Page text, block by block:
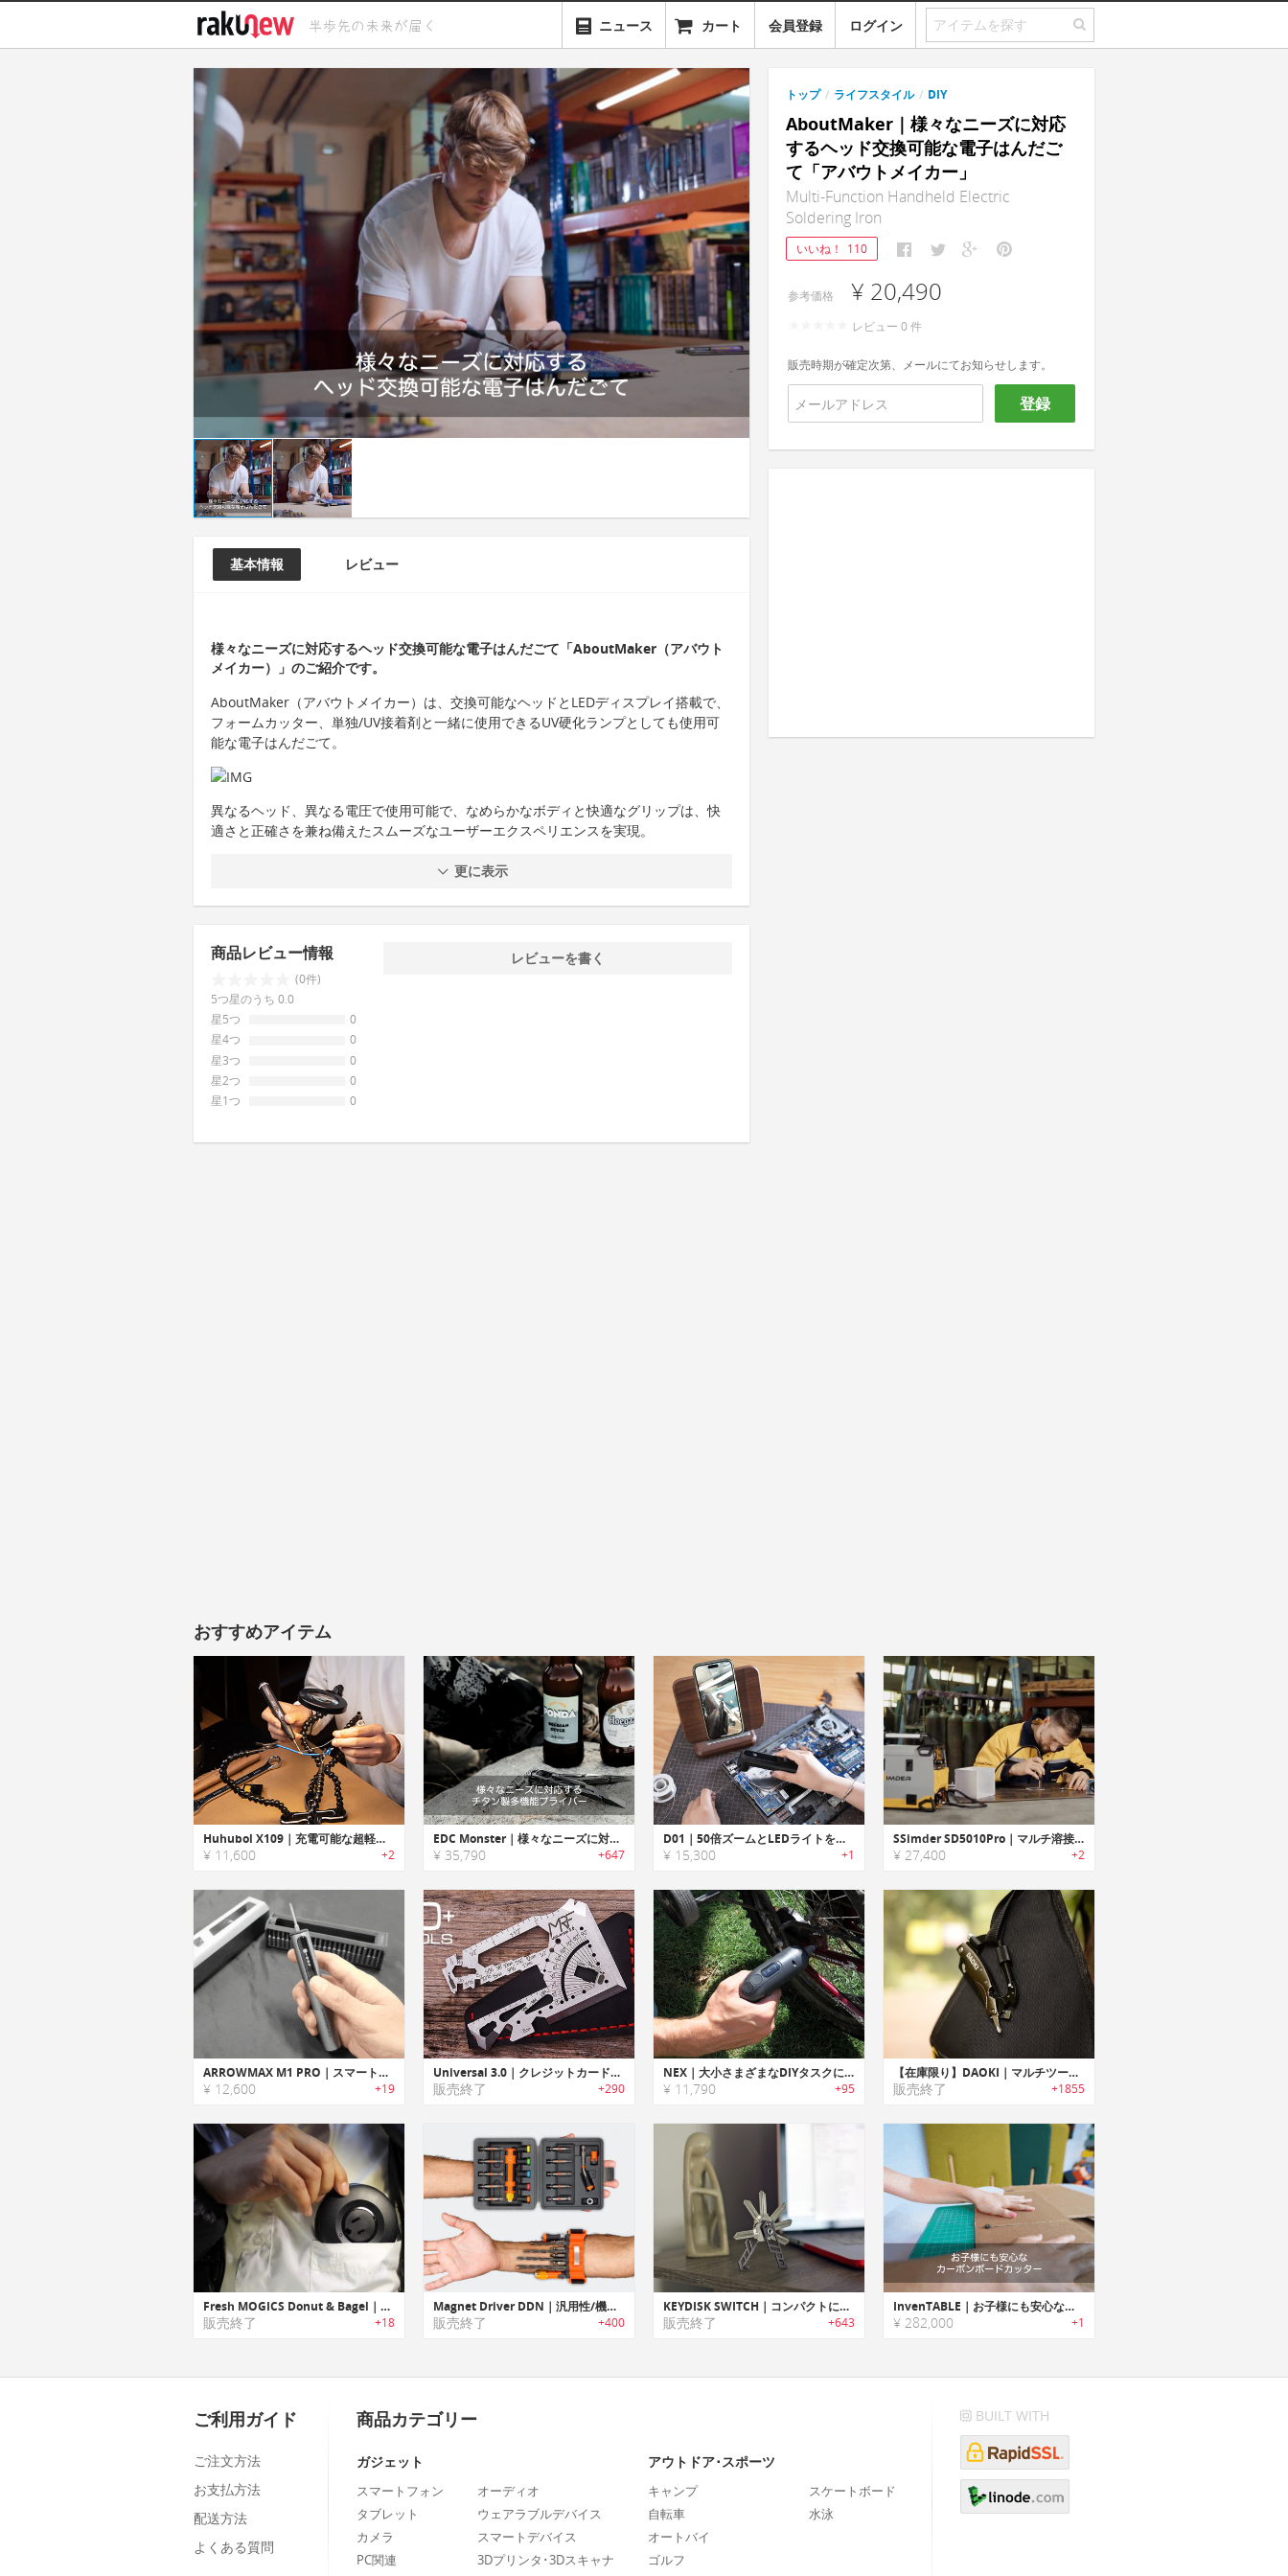
ニュース カート 会員登録 ログイン
基本情報 レビュー
様々なニーズに対応するヘッド交換可能な電子はんだごて「AboutMaker（アバウト
メイカー）」のご紹介です。
AboutMaker（アバウトメイカー）は、交換可能なヘッドとLEDディスプレイ搭載で、
フォームカッター、単独/UV接着剤と一緒に使用できるUV硬化ランプとしても使用可
能な電子はんだごて。
異なるヘッド、異なる電圧で使用可能で、なめらかなボディと快適なグリップは、快
適さと正確さを兼ね備えたスムーズなユーザーエクスペリエンスを実現。
更に表示
商品レビュー情報
(0件)
5つ星のうち 0.0
星5つ
0
星4つ
0
星3つ
0
星2つ
0
星1つ
0
レビューを書く
トップ / ライフスタイル / DIY
AboutMaker｜様々なニーズに対応
するヘッド交換可能な電子はんだご
て「アバウトメイカー」
Multi-Function Handheld Electric
Soldering Iron
いいね！ 110
参考価格 ¥ 20,490
レビュー 0 件
販売時期が確定次第、メールにてお知らせします。
登録
おすすめアイテム
Huhubol X109｜充電可能な超軽量ワイヤレスはんだごて
¥ 11,600 +2
EDC Monster｜様々なニーズに対応するチタン製多機能プライバー
¥ 35,790 +647
D01｜50倍ズームとLEDライトを搭載した世界初Wi-Fi対応ビジュアルはんだごて
¥ 15,300 +1
SSimder SD5010Pro｜マルチ溶接機、ホットステープラーとはんだこてが融合したデバイス
¥ 27,400 +2
ARROWMAX M1 PRO｜スマートモーションコントロール搭載の電動スクリュードライバー
¥ 12,600 +19
Universal 3.0｜クレジットカードサイズEDCマルチツール「ユニバーサル3.0」
販売終了 +290
NEX｜大小さまざまなDIYタスクに対応するスマートコントロール電動ドライバー「ネックスL1」
¥ 11,790 +95
【在庫限り】DAOKI｜マルチツール搭載7イン1サバイバルカラビナ
販売終了 +1855
Fresh MOGICS Donut & Bagel｜機能進化したドーナツ型ケーブルタップ「フレッシュドーナツ&フレッシュベーグル」」
販売終了 +18
Magnet Driver DDN｜汎用性/機能性に優れたコンパクトなDIYツールセット「マグネットドライバーDDN」
販売終了 +400
KEYDISK SWITCH｜コンパクトに鍵を持ち運べるキーオーガナイザー「キーディスクスイッチ」
販売終了 +643
InvenTABLE｜お子様にも安心なカーボンボードカッター
¥ 282,000 +1
ご利用ガイド
ご注文方法
お支払方法
配送方法
よくある質問
商品カテゴリー
ガジェット
スマートフォン
タブレット
カメラ
PC関連
オーディオ
ウェアラブルデバイス
スマートデバイス
3Dプリンタ･3Dスキャナ
アウトドア･スポーツ
キャンプ
自転車
オートバイ
ゴルフ
スケートボード
水泳
BUILT WITH